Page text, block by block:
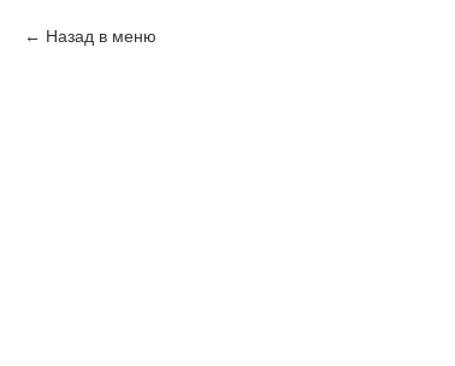
Назад в меню